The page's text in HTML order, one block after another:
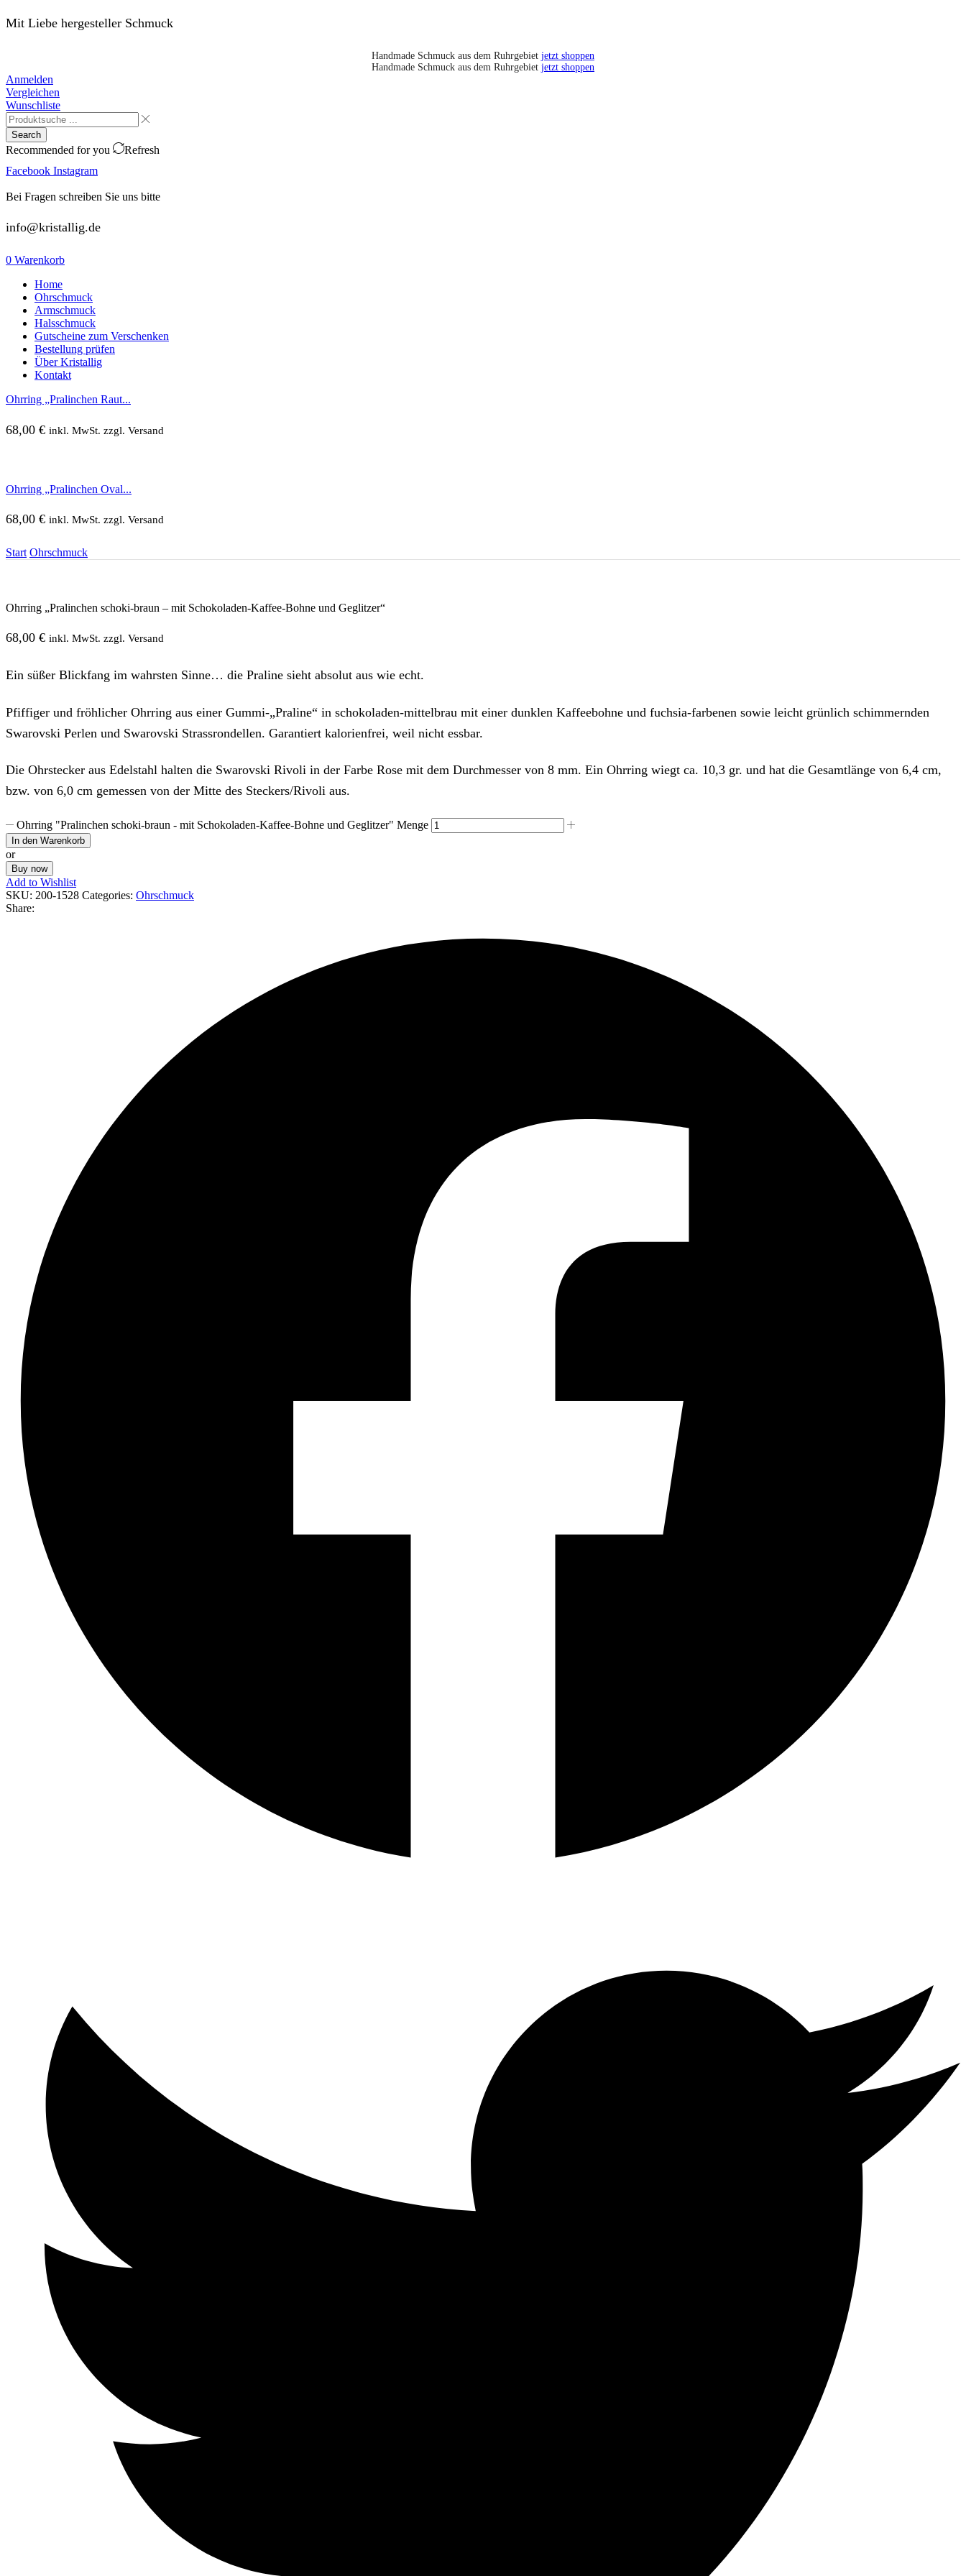
Mit Liebe hergesteller Schmuck
Handmade Schmuck aus dem Ruhrgebiet jetzt shoppen
Handmade Schmuck aus dem Ruhrgebiet jetzt shoppen
Anmelden
Vergleichen
Wunschliste
Search
Recommended for you
Refresh
Facebook Instagram
Bei Fragen schreiben Sie uns bitte
info@kristallig.de
0 Warenkorb
Home
Ohrschmuck
Armschmuck
Halsschmuck
Gutscheine zum Verschenken
Bestellung prüfen
Über Kristallig
Kontakt
Ohrring „Pralinchen Raut...
68,00 € inkl. MwSt. zzgl. Versand
Ohrring „Pralinchen Oval...
68,00 € inkl. MwSt. zzgl. Versand
Start Ohrschmuck
Ohrring „Pralinchen schoki-braun – mit Schokoladen-Kaffee-Bohne und Geglitzer“
68,00 € inkl. MwSt. zzgl. Versand
Ein süßer Blickfang im wahrsten Sinne… die Praline sieht absolut aus wie echt.
Pfiffiger und fröhlicher Ohrring aus einer Gummi-„Praline“ in schokoladen-mittelbrau mit einer dunklen Kaffeebohne und fuchsia-farbenen sowie leicht grünlich schimmernden
Swarovski Perlen und Swarovski Strassrondellen. Garantiert kalorienfrei, weil nicht essbar.
Die Ohrstecker aus Edelstahl halten die Swarovski Rivoli in der Farbe Rose mit dem Durchmesser von 8 mm. Ein Ohrring wiegt ca. 10,3 gr. und hat die Gesamtlänge von 6,4 cm,
bzw. von 6,0 cm gemessen von der Mitte des Steckers/Rivoli aus.
Ohrring "Pralinchen schoki-braun - mit Schokoladen-Kaffee-Bohne und Geglitzer" Menge
In den Warenkorb
or
Buy now
Add to Wishlist
SKU: 200-1528 Categories: Ohrschmuck
Share: